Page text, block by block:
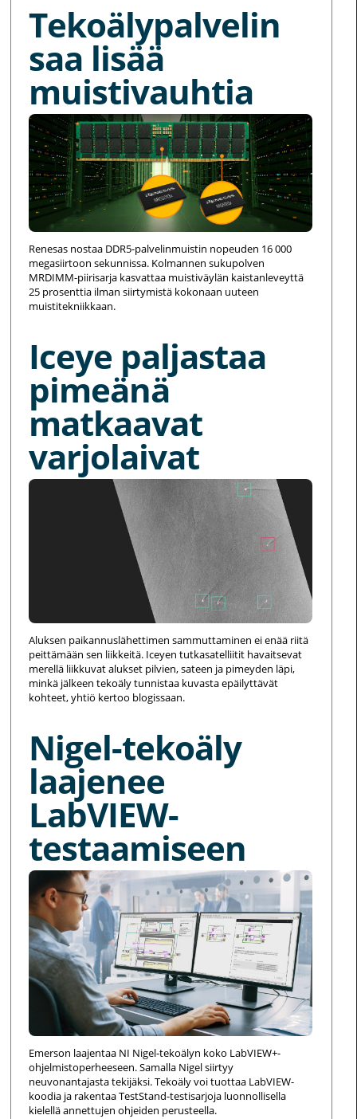
Tekoälypalvelin
saa lisää
muistivauhtia
Renesas nostaa DDR5-palvelinmuistin nopeuden 16 000
megasiirtoon sekunnissa. Kolmannen sukupolven
MRDIMM-piirisarja kasvattaa muistiväylän kaistanleveyttä
25 prosenttia ilman siirtymistä kokonaan uuteen
muistitekniikkaan.
Iceye paljastaa
pimeänä
matkaavat
varjolaivat
Aluksen paikannuslähettimen sammuttaminen ei enää riitä
peittämään sen liikkeitä. Iceyen tutkasatelliitit havaitsevat
merellä liikkuvat alukset pilvien, sateen ja pimeyden läpi,
minkä jälkeen tekoäly tunnistaa kuvasta epäilyttävät
kohteet, yhtiö kertoo blogissaan.
Nigel-tekoäly
laajenee
LabVIEW-
testaamiseen
Emerson laajentaa NI Nigel-tekoälyn koko LabVIEW+-
ohjelmistoperheeseen. Samalla Nigel siirtyy
neuvonantajasta tekijäksi. Tekoäly voi tuottaa LabVIEW-
koodia ja rakentaa TestStand-testisarjoja luonnollisella
kielellä annettujen ohjeiden perusteella.